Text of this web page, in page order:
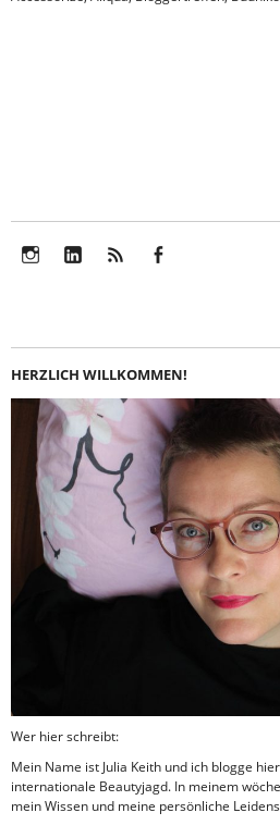
HERZLICH WILLKOMMEN!
Wer hier schreibt:
Mein Name ist Julia Keith und ich blogge
internationale Beautyjagd. In meinem
mein Wissen und meine persönliche